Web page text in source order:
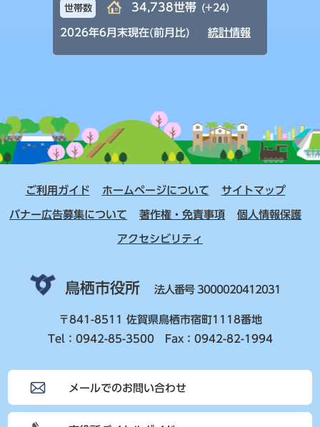
世帯数 34,738世帯 (+24)
2026年6月末現在(前月比) 統計情報
ご利用ガイド ホームページについて サイトマップ
バナー広告募集について 著作権・免責事項 個人情報保護
アクセシビリティ
鳥栖市役所 法人番号 3000020412031
〒841-8511 佐賀県鳥栖市宿町1118番地
Tel：0942-85-3500 Fax：0942-82-1994
メールでのお問い合わせ